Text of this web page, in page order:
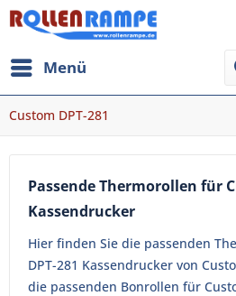
Menü
Custom DPT-281
Passende Thermorollen für
Kassendrucker
Hier finden Sie die passenden
DPT-281 Kassendrucker von
die passenden Bonrollen für